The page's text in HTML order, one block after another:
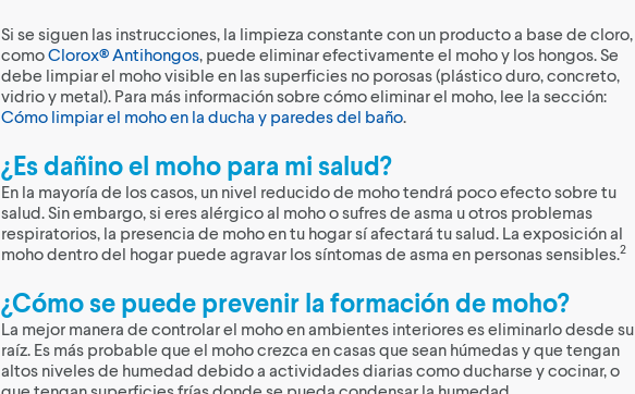
Si se siguen las instrucciones, la limpieza constante con un producto a base de cloro,
comoClorox® Antihongos, puede eliminar efectivamente el moho y los hongos. Se
debe limpiar el moho visible en las superficies no porosas (plástico duro, concreto,
vidrio y metal). Para más información sobre cómo eliminar el moho, lee la sección:
Cómo limpiar el moho en la ducha y paredes del baño.
¿Es dañino el moho para mi salud?
En la mayoría de los casos, un nivel reducido de moho tendrá poco efecto sobre tu
salud. Sin embargo, si eres alérgico al moho o sufres de asma u otros problemas
respiratorios, la presencia de moho en tu hogar sí afectará tu salud. La exposición al
moho dentro del hogar puede agravar los síntomas de asma en personas sensibles.2
¿Cómo se puede prevenir la formación de moho?
La mejor manera de controlar el moho en ambientes interiores es eliminarlo desde su
raíz. Es más probable que el moho crezca en casas que sean húmedas y que tengan
altos niveles de humedad debido a actividades diarias como ducharse y cocinar, o